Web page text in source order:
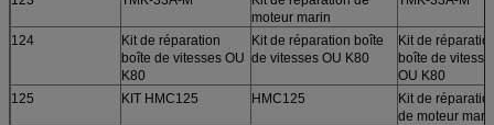
moteur marin
124
Kit de réparation
boîte de vitesses OU
K80
Kit de réparation boîte
de vitesses OU K80
Kit de
boîte de
OU K80
125
KIT HMC125 HMC125
Kit de
de moteur